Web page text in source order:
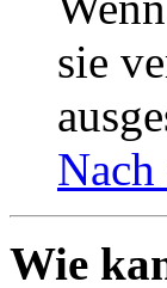
sie
Nach
Wie